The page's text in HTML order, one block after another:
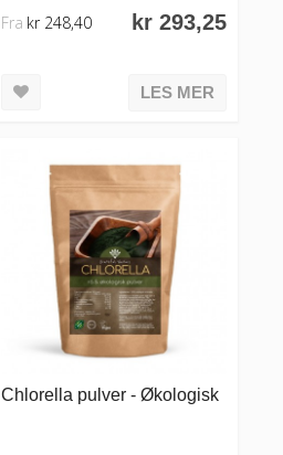
kr 293,25
Fra kr 248,40
LES MER
Chlorella pulver - Økologisk